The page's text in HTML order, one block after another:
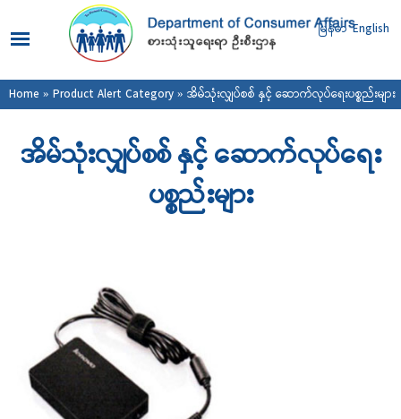
main
content
မြန်မာ English
You are here
Home » Product Alert Category» အိမ်သုံးလျှပ်စစ် နှင့် ဆောက်လုပ်ရေးပစ္စည်းများ
အိမ်သုံးလျှပ်စစ် နှင့် ဆောက်လုပ်ရေး
ပစ္စည်းများ